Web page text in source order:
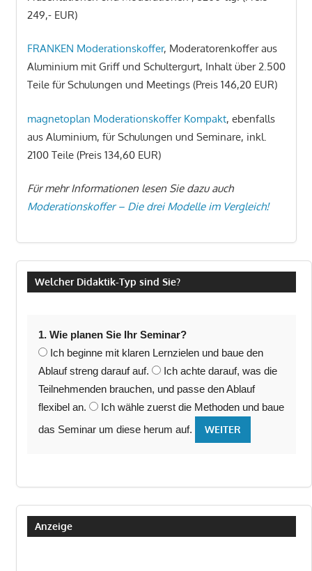
249,- EUR)
FRANKEN Moderationskoffer, Moderatorenkoffer aus
Aluminium mit Griff und Schultergurt, Inhalt über 2.500
Teile für Schulungen und Meetings (Preis 146,20 EUR)
magnetoplan Moderationskoffer Kompakt, ebenfalls
aus Aluminium, für Schulungen und Seminare, inkl.
2100 Teile (Preis 134,60 EUR)
Für mehr Informationen lesen Sie dazu auch
Moderationskoffer – Die drei Modelle im Vergleich!
Welcher Didaktik-Typ sind Sie?
1. Wie planen Sie Ihr Seminar?
Ich beginne mit klaren Lernzielen und baue den
Ablauf streng darauf auf.
Ich achte darauf, was die
Teilnehmenden brauchen, und passe den Ablauf
flexibel an.
Ich wähle zuerst die Methoden und baue
das Seminar um diese herum auf.
WEITER
Anzeige